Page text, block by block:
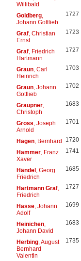
Willibald
Goldberg,
Johann Gottlieb
1727
Graf, Christian
Ernst
1723
Graf, Friedrich
Hartmann
1727
Graun, Carl
Heinrich
1703
Graun, Johann
Gottlieb
1702
Graupner,
Christoph
1683
Gross , Joseph
Arnold
1701
Hagen, Bernhard 1720
Hammer, Franz
Xaver
1741
Händel, Georg
Friedrich
1685
Hartmann Graf,
Friedrich
1727
Hasse, Johann
Adolf
1699
Heinichen,
Johann David
1683
Herbing, August
Bernhard
Valentin
1735